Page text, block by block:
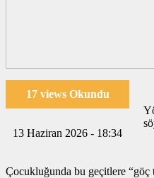
17 views Okundu
13 Haziran 2026 - 18:34
Çocukluğunda bu geçitlere “göç